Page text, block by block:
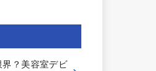
？美容室デビ